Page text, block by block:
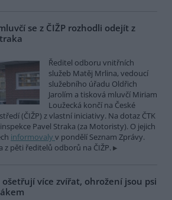
se z ČIŽP rozhodli odejít z
Ředitel odboru vnitřních
služeb Matěj Mrlina, vedoucí
služebního úřadu Oldřich
Jarolím a tisková mluvčí Miriam
Loužecká končí na České
(ČIŽP) z vlastní iniciativy. Na dotaz ČTK
Pavel Straka (za Motoristy). O jejich
informovaly v pondělí Seznam Zprávy.
z pěti ředitelů odborů na ČIŽP.
více zvířat, ohrožení jsou psi